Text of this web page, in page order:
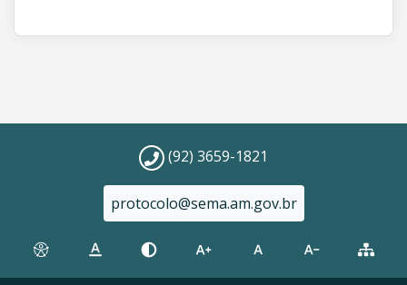
(92) 3659-1821
protocolo@sema.am.gov.br